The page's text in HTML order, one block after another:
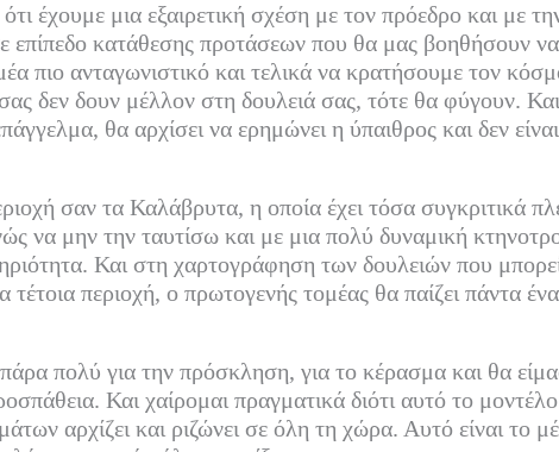
έχουμε μια εξαιρετική σχέση με τον πρόεδρο και με
επίπεδο κατάθεσης προτάσεων που θα μας βοηθήσουν
πιο ανταγωνιστικό και τελικά να κρατήσουμε τον
σας δεν δουν μέλλον στη δουλειά σας, τότε θα φύγουν.
θα αρχίσει να ερημώνει η ύπαιθρος και δεν
σαν τα Καλάβρυτα, η οποία έχει τόσα συγκριτικά
να μην την ταυτίσω και με μια πολύ δυναμική
Και στη χαρτογράφηση των δουλειών που
τέτοια περιοχή, ο πρωτογενής τομέας θα παίζει πάντα
πολύ για την πρόσκληση, για το κέρασμα και θα
Και χαίρομαι πραγματικά διότι αυτό το
αρχίζει και ριζώνει σε όλη τη χώρα. Αυτό είναι το